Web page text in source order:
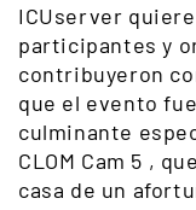
ICUserver
participantes y
contribuyeron
que el evento
culminante
CLOM Cam 5 ,
casa de un